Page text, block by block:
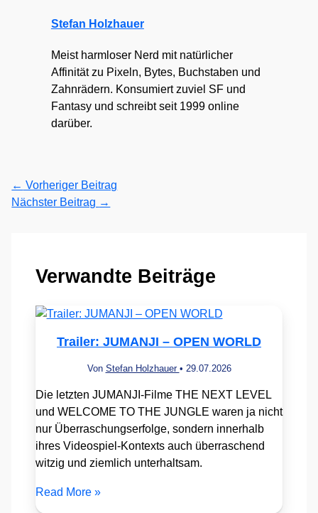
Stefan Holzhauer
Meist harmloser Nerd mit natürlicher
Affinität zu Pixeln, Bytes, Buchstaben und
Zahnrädern. Konsumiert zuviel SF und
Fantasy und schreibt seit 1999 online
darüber.
← Vorheriger Beitrag
Nächster Beitrag →
Verwandte Beiträge
Trailer: JUMANJI – OPEN WORLD
Von Stefan Holzhauer • 29.07.2026
Die letzten JUMANJI-Filme THE NEXT LEVEL
und WELCOME TO THE JUNGLE waren ja nicht
nur Überraschungserfolge, sondern innerhalb
ihres Videospiel-Kontexts auch überraschend
witzig und ziemlich unterhaltsam.
Read More »